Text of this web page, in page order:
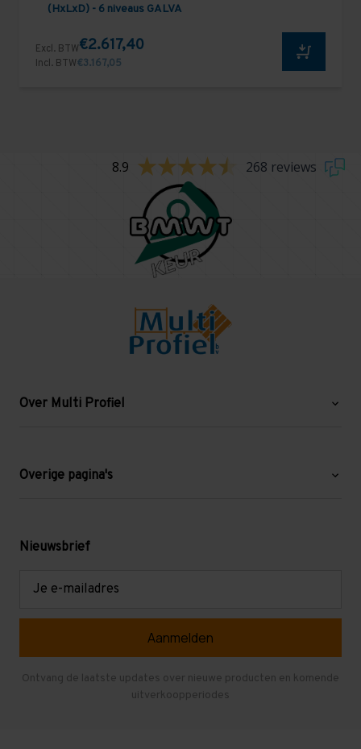
(HxLxD) - 6 niveaus GALVA
Excl. BTW€2.617,40
Incl. BTW€3.167,05
8.9 268 reviews
Over Multi Profiel
Blog
Levering en afhalen
Overige pagina's
Mezzanine
Gebruikte entresolvloeren
Nieuwsbrief
Ontvang de laatste updates over nieuwe producten en komende
uitverkoopperiodes